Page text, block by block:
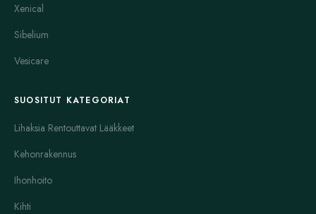
Xenical
Sibelium
Vesicare
SUOSITUT KATEGORIAT
Lihaksia Rentouttavat Lääkkeet
Kehonrakennus
Ihonhoito
Kihti